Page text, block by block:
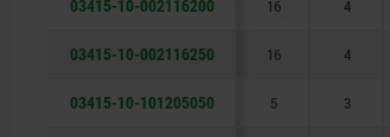
03415-10-002116200 16 4
03415-10-002116250 16 4
03415-10-101205050 5 3